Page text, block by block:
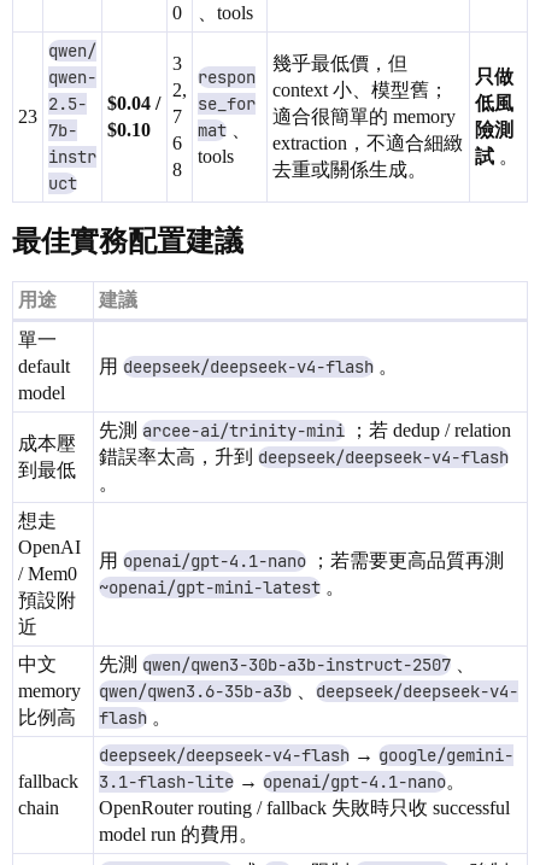
0
、tools
23
qwen/
qwen-
2.5-
7b-
instr
uct
$0.04 /
$0.10
3
2,
7
6
8
respon
se_for
mat
tools
幾乎最低價，但
context 小、模型舊；
適合很簡單的 memory
extraction，不適合細緻
去重或關係生成。
只做
低風
險測
試 。
最佳實務配置建議
用途
建議
單一
default
model
用 deepseek/deepseek-v4-flash 。
成本壓
到最低
先測 arcee-ai/trinity-mini ；若 dedup / relation
錯誤率太高，升到 deepseek/deepseek-v4-flash
。
想走
OpenAI
/ Mem0
預設附
近
用 openai/gpt-4.1-nano ；若需要更高品質再測
~openai/gpt-mini-latest 。
中文
memory
比例高
先測 qwen/qwen3-30b-a3b-instruct-2507
qwen/qwen3.6-35b-a3b
deepseek/deepseek-v4-
flash 。
fallback
chain
deepseek/deepseek-v4-flash → google/gemini-
3.1-flash-lite → openai/gpt-4.1-nano。
OpenRouter routing / fallback 失敗時只收 successful
model run 的費用。